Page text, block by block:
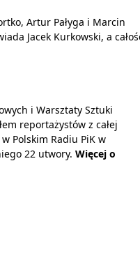
Artur Pałyga i Marcin
Jacek Kurkowski, a
i Warsztaty Sztuki
reportażystów z całej
Polskim Radiu PiK w
22 utwory. Więcej o